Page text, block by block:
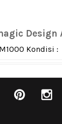
Kondisi :